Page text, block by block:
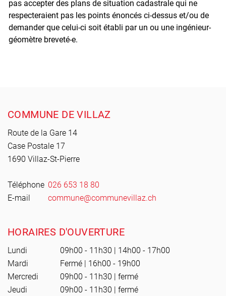
pas accepter des plans de situation cadastrale qui ne
respecteraient pas les points énoncés ci-dessus et/ou de
demander que celui-ci soit établi par un ou une ingénieur-
géomètre breveté-e.
COMMUNE DE VILLAZ
Route de la Gare 14
Case Postale 17
1690 Villaz-St-Pierre
Téléphone 026 653 18 80
E-mail
commune@communevillaz.ch
HORAIRES D'OUVERTURE
Lundi
09h00 - 11h30 | 14h00 - 17h00
Mardi
Fermé | 16h00 - 19h00
Mercredi
09h00 - 11h30 | fermé
Jeudi
09h00 - 11h30 | fermé